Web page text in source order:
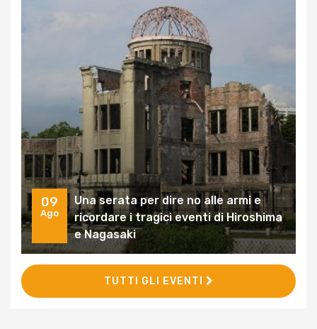
09
Ago
Una serata per dire no alle armi e
ricordare i tragici eventi di Hiroshima
e Nagasaki
TUTTI GLI EVENTI